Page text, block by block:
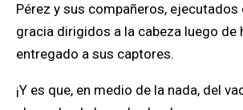
Pérez y sus compañeros,
gracia dirigidos a la cabeza luego de
entregado a sus captores.
¡Y es que, en medio de la nada, del